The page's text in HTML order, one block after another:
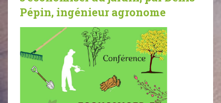
Pépin, ingénieur agronome